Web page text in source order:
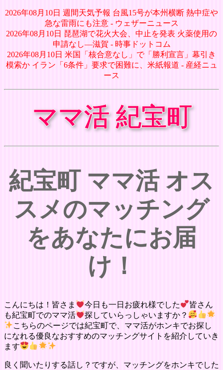
2026年08月10日 週間天気予報 台風15号が本州横断 熱中症や
急な雷雨にも注意 - ウェザーニュース
2026年08月10日 琵琶湖で花火大会、中止を発表 火薬使用の
申請なし―滋賀 - 時事ドットコム
2026年08月10日 米国「核合意なし」で「勝利宣言」幕引き
模索か イラン「6条件」要求で困難に、米紙報道 - 産経ニュ
ース
ママ活 紀宝町
紀宝町 ママ活 オス
スメのマッチング
をあなたにお届
け！
こんにちは！皆さま 今日も一日お疲れ様でした
皆さん
も紀宝町でのママ活
探していらっしゃいますか？
こちらのページでは紀宝町で、ママ活がホンキでお探し
になれる優良なおすすめのマッチングサイトを紹介していき
ます
良く聞いたりする話し？ですが、マッチングをホンキでした